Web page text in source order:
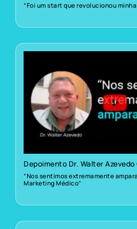
“Foi um start que revolucionou
Depoimento Dr. Walter
“Nos sentimos extremamente
Marketing Médico”